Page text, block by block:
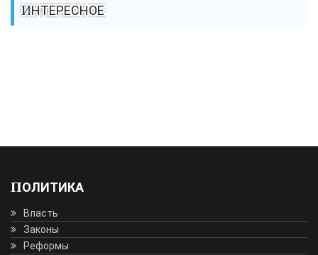
ИНТЕРЕСНОЕ
ПОЛИТИКА
Власть
Законы
Реформы